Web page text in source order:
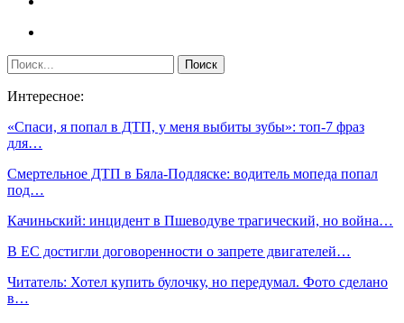
Интересное:
«Спаси, я попал в ДТП, у меня выбиты зубы»: топ-7 фраз
для…
Смертельное ДТП в Бяла-Подляске: водитель мопеда попал
под…
Качиньский: инцидент в Пшеводуве трагический, но война…
В ЕС достигли договоренности о запрете двигателей…
Читатель: Хотел купить булочку, но передумал. Фото сделано
в…